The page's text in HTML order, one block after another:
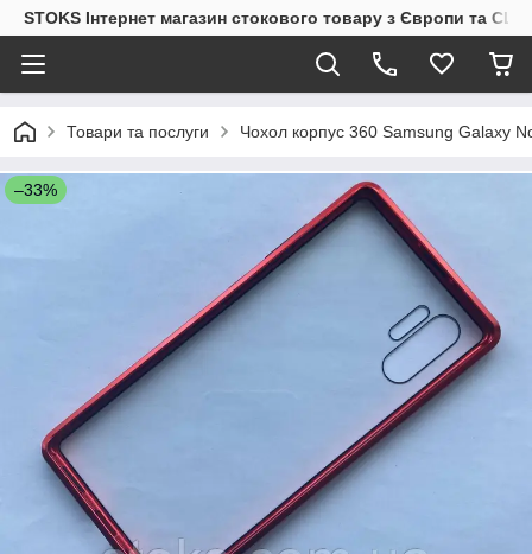
STOKS Інтернет магазин стокового товару з Європи та
Товари та послуги Чохол корпус 360 Samsung Galaxy
–33%